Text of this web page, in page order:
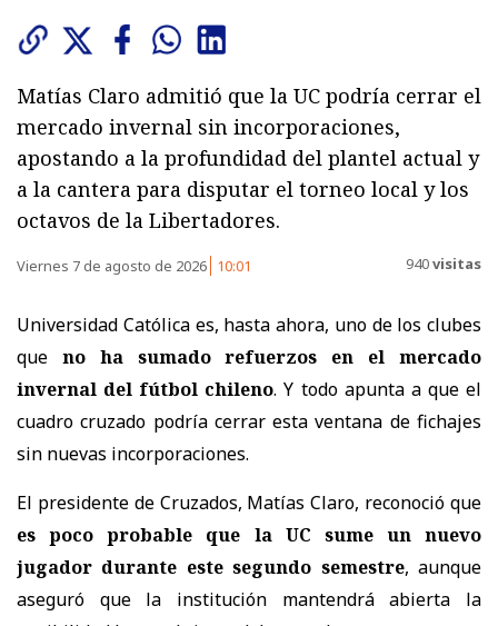
Matías Claro admitió que la UC podría cerrar el
mercado invernal sin incorporaciones,
apostando a la profundidad del plantel actual y
a la cantera para disputar el torneo local y los
octavos de la Libertadores.
Viernes 7 de agosto de 2026 10:01 940visitas
Universidad Católica es, hasta ahora, uno de los clubes
que no ha sumado refuerzos en el mercado
invernal del fútbol chileno. Y todo apunta a que el
cuadro cruzado podría cerrar esta ventana de fichajes
sin nuevas incorporaciones.
El presidente de Cruzados, Matías Claro, reconoció que
es poco probable que la UC sume un nuevo
jugador durante este segundo semestre, aunque
aseguró que la institución mantendrá abierta la